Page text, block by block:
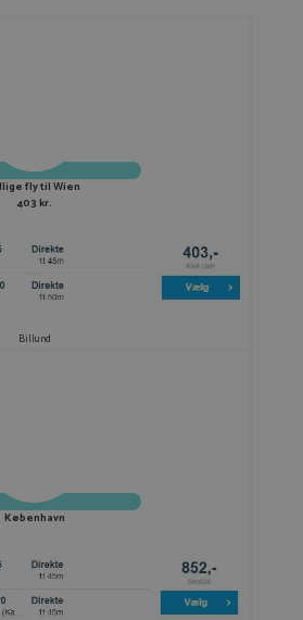
fly til Wien
403 kr.
Billund
København